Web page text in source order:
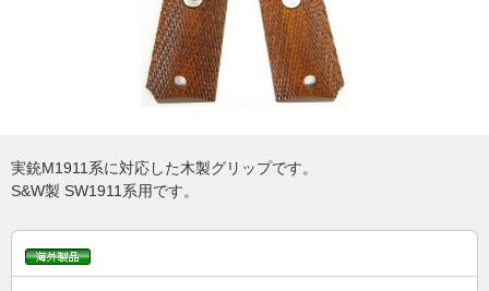
実銃M1911系に対応した木製グリップです。
S&W製 SW1911系用です。